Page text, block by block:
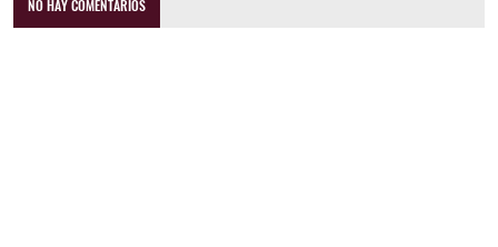
NO HAY COMENTARIOS